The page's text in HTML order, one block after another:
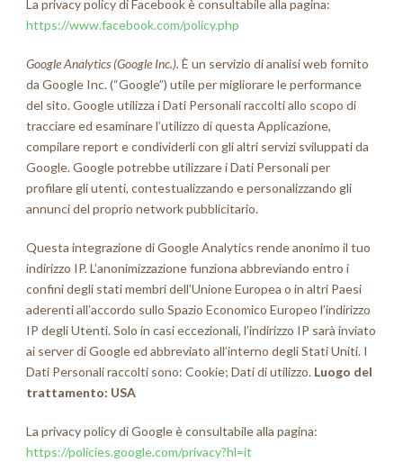
La privacy policy di Facebook è consultabile alla pagina:
https://www.facebook.com/policy.php
Google Analytics (Google Inc.). È un servizio di analisi web fornito
da Google Inc. (“Google”) utile per migliorare le performance
del sito. Google utilizza i Dati Personali raccolti allo scopo di
tracciare ed esaminare l’utilizzo di questa Applicazione,
compilare report e condividerli con gli altri servizi sviluppati da
Google. Google potrebbe utilizzare i Dati Personali per
profilare gli utenti, contestualizzando e personalizzando gli
annunci del proprio network pubblicitario.
Questa integrazione di Google Analytics rende anonimo il tuo
indirizzo IP. L’anonimizzazione funziona abbreviando entro i
confini degli stati membri dell’Unione Europea o in altri Paesi
aderenti all’accordo sullo Spazio Economico Europeo l’indirizzo
IP degli Utenti. Solo in casi eccezionali, l’indirizzo IP sarà inviato
ai server di Google ed abbreviato all’interno degli Stati Uniti. I
Dati Personali raccolti sono: Cookie; Dati di utilizzo. Luogo del
trattamento: USA
La privacy policy di Google è consultabile alla pagina:
https://policies.google.com/privacy?hl=it